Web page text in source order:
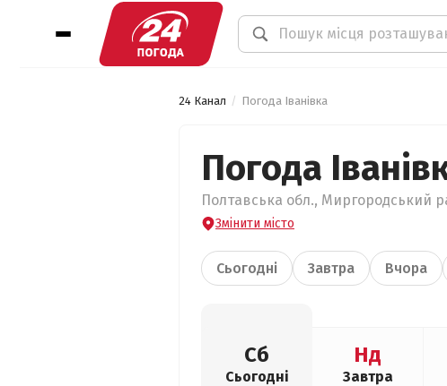
24 Канал Погода Іванівка
Погода
Полтавська обл., Миргородський
Змінити місто
Сьогодні Завтра Вчора
Сб
Сьогодні
Нд
Завтра